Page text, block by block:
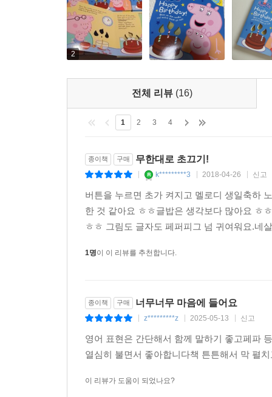
2
전체 리뷰 (16)
1 2 3 4
종이책 구매 무한대로 초끄기!
k*********3 2018-04-26 신고
버튼을 누르면 초가 켜지고 멜로디 생일축하
한 것 같아요 ㅎㅎ글밥은 생각보다 많아요 ㅎ
ㅎㅎ 그림도 글자도 페퍼피그 넘 귀여워요.네
1명이 이 리뷰를 추천합니다.
종이책 구매 너무너무 마음에 들어요
z*********z 2025-05-13 신고
영어 표현은 간단해서 함께 말하기 좋고페파
열심히 불면서 좋아합니다책 튼튼해서 막 펼
이 리뷰가 도움이 되었나요?